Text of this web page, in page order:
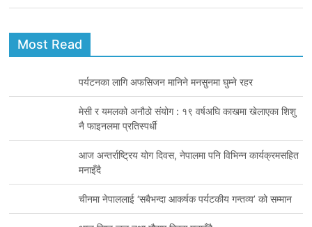
Most Read
पर्यटनका लागि अफसिजन मानिने मनसुनमा घुम्ने रहर
मेसी र यमलको अनौठो संयोग : १९ वर्षअघि काखमा खेलाएका शिशु
नै फाइनलमा प्रतिस्पर्धी
आज अन्तर्राष्ट्रिय योग दिवस, नेपालमा पनि विभिन्न कार्यक्रमसहित
मनाइँदै
चीनमा नेपाललाई ‘सबैभन्दा आकर्षक पर्यटकीय गन्तव्य’ को सम्मान